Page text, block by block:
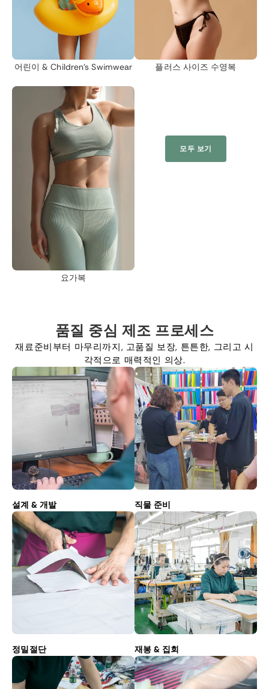
어린이 &Children's Swimwear 플러스 사이즈 수영복
요가복
모두 보기
품질 중심 제조 프로세스
재료준비부터 마무리까지, 고품질 보장, 튼튼한, 그리고 시
각적으로 매력적인 의상.
설계 & 개발 직물 준비
정밀절단 재봉 & 집회